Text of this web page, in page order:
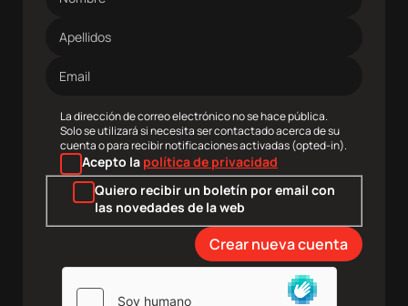
de
electrónico
La dirección de correo electrónico no se hace pública.
Solo se utilizará si necesita ser contactado acerca de su
cuenta o para recibir notificaciones activadas (opted-in).
Acepto la política de privacidad
Quiero recibir un boletín por email con
las novedades de la web